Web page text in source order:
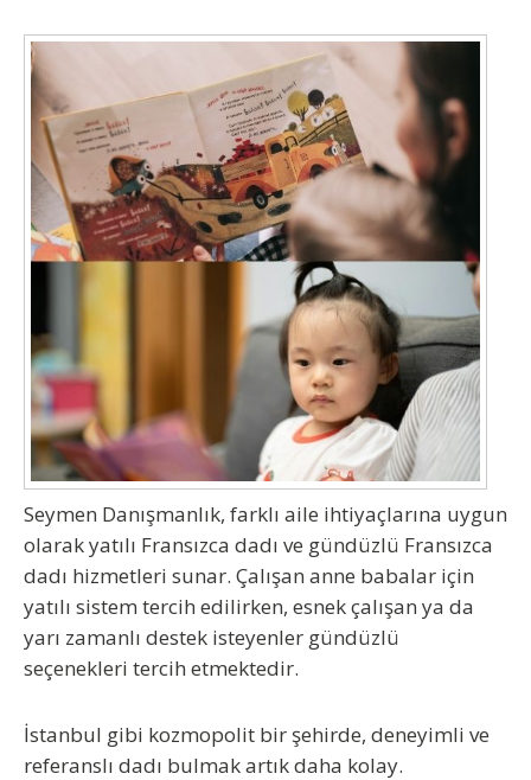
Seymen Danışmanlık, farklı aile ihtiyaçlarına uygun
olarakyatılı Fransızca dadı ve gündüzlü Fransızca
dadı hizmetleri sunar. Çalışan anne babalar için
yatılı sistem tercih edilirken, esnek çalışan ya da
yarı zamanlı destek isteyenler gündüzlü
seçenekleri tercih etmektedir.
İstanbul gibi kozmopolit bir şehirde, deneyimli ve
referanslı dadı bulmak artık daha kolay.